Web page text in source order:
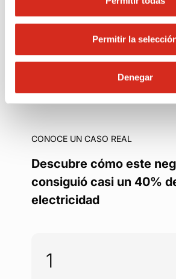
Permitir la
Denegar
CONOCE UN CASO REAL
Descubre cómo este
consiguió casi un 40%
electricidad